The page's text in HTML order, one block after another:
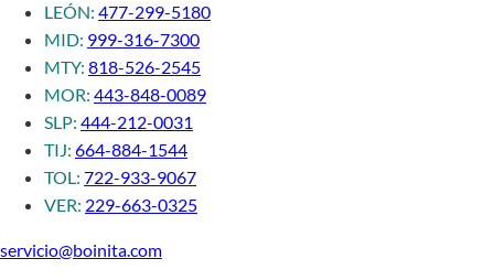
LEÓN: 477-299-5180
MID: 999-316-7300
MTY: 818-526-2545
MOR: 443-848-0089
SLP: 444-212-0031
TIJ: 664-884-1544
TOL: 722-933-9067
VER: 229-663-0325
servicio@boinita.com